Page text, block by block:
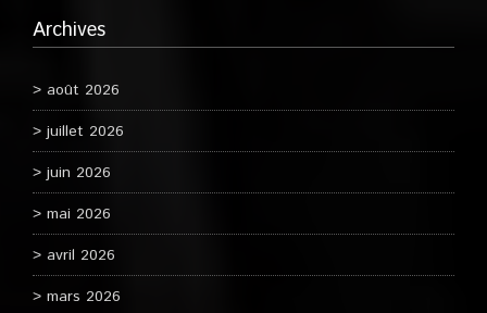
Archives
août 2026
juillet 2026
juin 2026
mai 2026
avril 2026
mars 2026